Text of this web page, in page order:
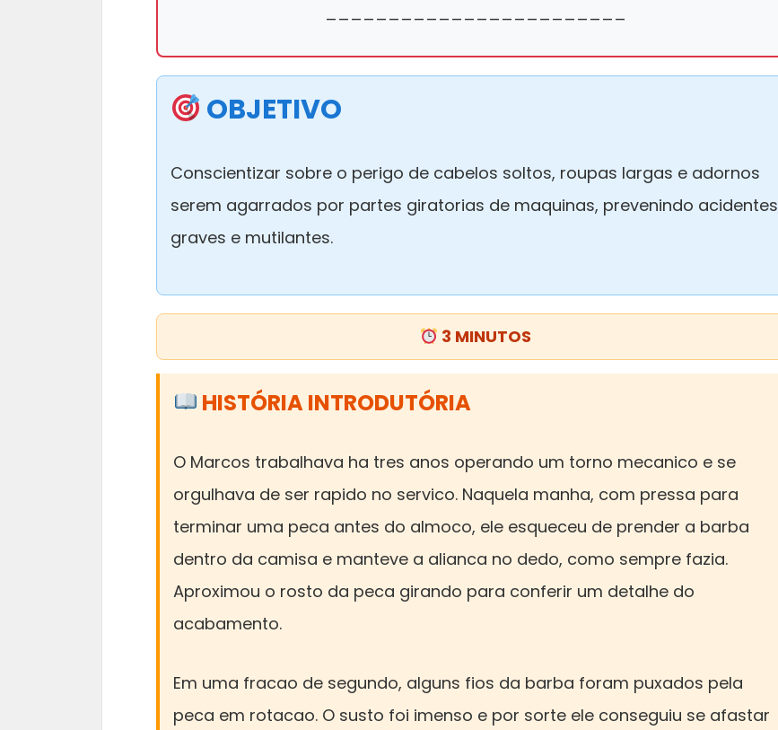
________________________
OBJETIVO
Conscientizar sobre o perigo de cabelos soltos, roupas largas e adornos
serem agarrados por partes giratorias de maquinas, prevenindo acidentes
graves e mutilantes.
3 MINUTOS
HISTÓRIA INTRODUTÓRIA
O Marcos trabalhava ha tres anos operando um torno mecanico e se
orgulhava de ser rapido no servico. Naquela manha, com pressa para
terminar uma peca antes do almoco, ele esqueceu de prender a barba
dentro da camisa e manteve a alianca no dedo, como sempre fazia.
Aproximou o rosto da peca girando para conferir um detalhe do
acabamento.
Em uma fracao de segundo, alguns fios da barba foram puxados pela
peca em rotacao. O susto foi imenso e por sorte ele conseguiu se afastar